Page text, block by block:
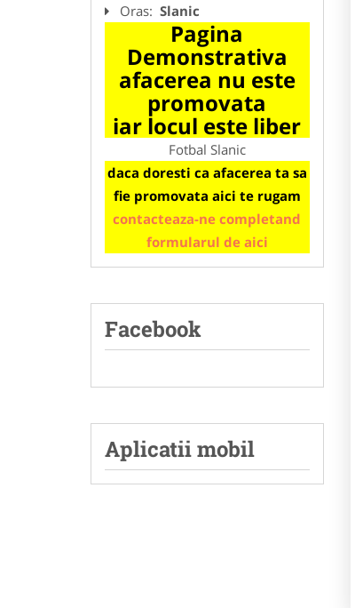
Oras: Slanic
Pagina
Demonstrativa
afacerea nu este
promovata
iar locul este liber
Fotbal Slanic
daca doresti ca afacerea ta sa
fie promovata aici te rugam
contacteaza-ne completand
formularul de aici
Facebook
Aplicatii mobil